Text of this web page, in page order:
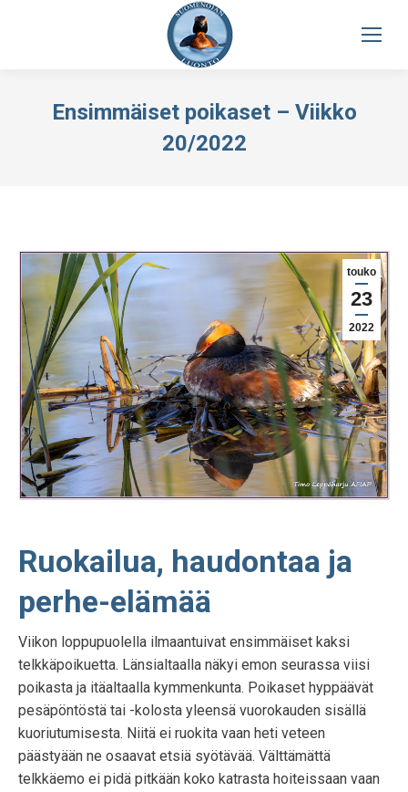
Ensimmäiset poikaset – Viikko
20/2022
touko
23
2022
Ruokailua, haudontaa ja
perhe-elämää
Viikon loppupuolella ilmaantuivat ensimmäiset kaksi
telkkäpoikuetta. Länsialtaalla näkyi emon seurassa viisi
poikasta ja itäaltaalla kymmenkunta. Poikaset hyppäävät
pesäpöntöstä tai -kolosta yleensä vuorokauden sisällä
kuoriutumisesta. Niitä ei ruokita vaan heti veteen
päästyään ne osaavat etsiä syötävää. Välttämättä
telkkäemo ei pidä pitkään koko katrasta hoiteissaan vaan